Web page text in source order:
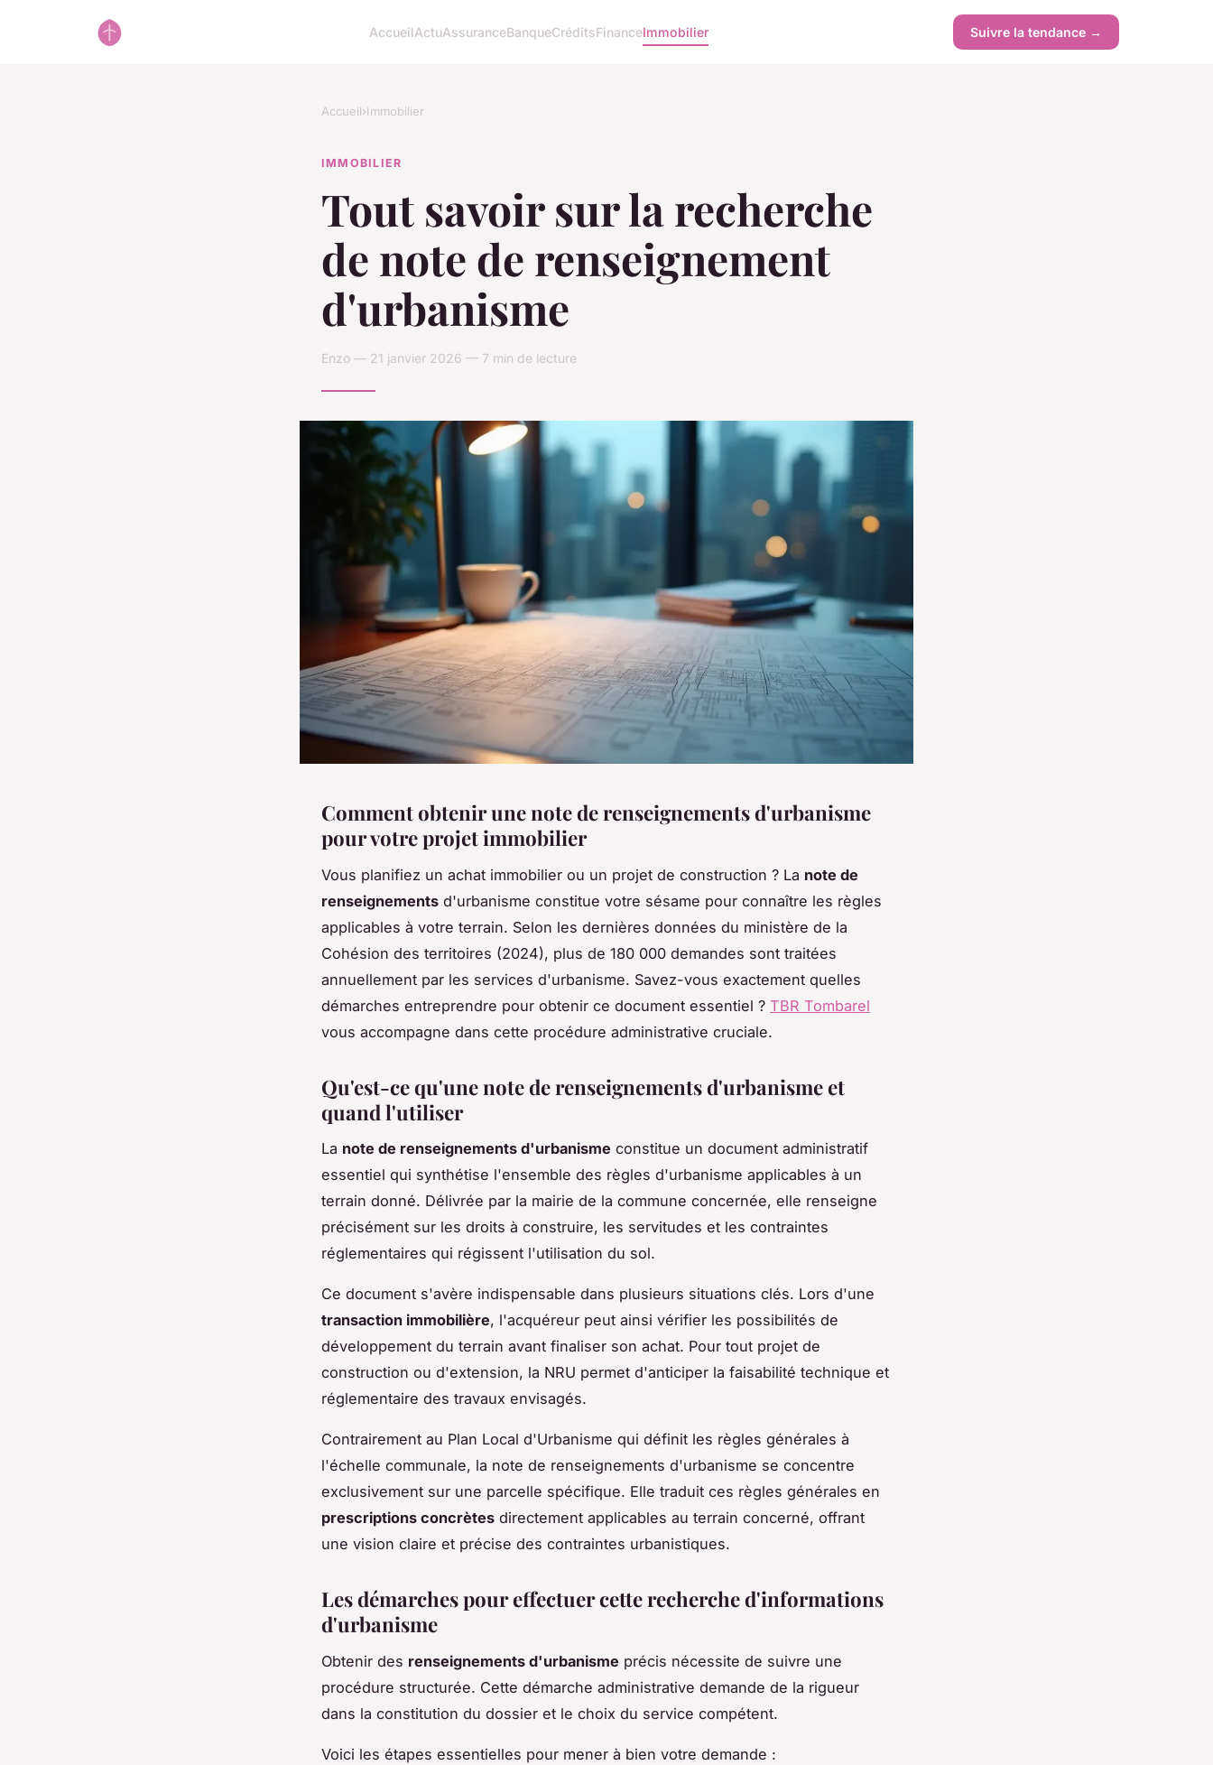
AccueilActuAssuranceBanqueCréditsFinanceImmobilier Suivre la tendance →
Accueil›Immobilier
IMMOBILIER
Tout savoir sur la recherche
de note de renseignement
d'urbanisme
Enzo — 21 janvier 2026 — 7 min de lecture
Comment obtenir une note de renseignements d'urbanisme
pour votre projet immobilier
Vous planifiez un achat immobilier ou un projet de construction ? La note de
renseignements d'urbanisme constitue votre sésame pour connaître les règles
applicables à votre terrain. Selon les dernières données du ministère de la
Cohésion des territoires (2024), plus de 180 000 demandes sont traitées
annuellement par les services d'urbanisme. Savez-vous exactement quelles
démarches entreprendre pour obtenir ce document essentiel ? TBR Tombarel
vous accompagne dans cette procédure administrative cruciale.
Qu'est-ce qu'une note de renseignements d'urbanisme et
quand l'utiliser
La note de renseignements d'urbanisme constitue un document administratif
essentiel qui synthétise l'ensemble des règles d'urbanisme applicables à un
terrain donné. Délivrée par la mairie de la commune concernée, elle renseigne
précisément sur les droits à construire, les servitudes et les contraintes
réglementaires qui régissent l'utilisation du sol.
Ce document s'avère indispensable dans plusieurs situations clés. Lors d'une
transaction immobilière, l'acquéreur peut ainsi vérifier les possibilités de
développement du terrain avant finaliser son achat. Pour tout projet de
construction ou d'extension, la NRU permet d'anticiper la faisabilité technique et
réglementaire des travaux envisagés.
Contrairement au Plan Local d'Urbanisme qui définit les règles générales à
l'échelle communale, la note de renseignements d'urbanisme se concentre
exclusivement sur une parcelle spécifique. Elle traduit ces règles générales en
prescriptions concrètes directement applicables au terrain concerné, offrant
une vision claire et précise des contraintes urbanistiques.
Les démarches pour effectuer cette recherche d'informations
d'urbanisme
Obtenir des renseignements d'urbanisme précis nécessite de suivre une
procédure structurée. Cette démarche administrative demande de la rigueur
dans la constitution du dossier et le choix du service compétent.
Voici les étapes essentielles pour mener à bien votre demande :